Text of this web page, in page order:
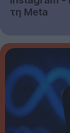
τη Meta